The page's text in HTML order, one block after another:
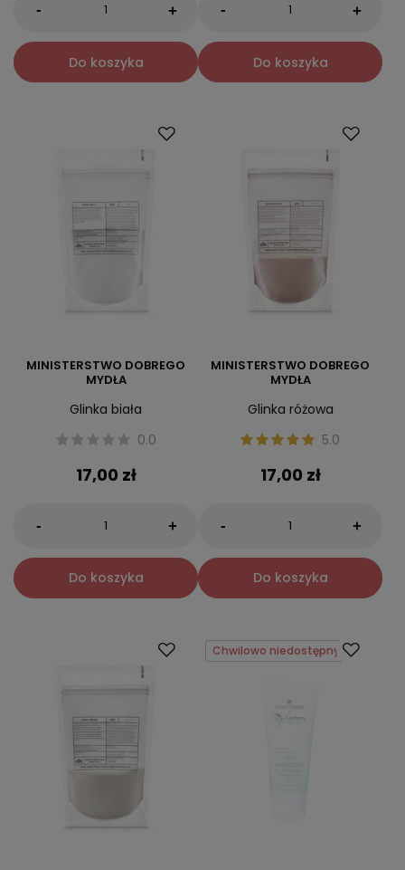
- +
Do koszyka
- +
Do koszyka
MINISTERSTWO DOBREGO
MYDŁA
Glinka biała
0.0
17,00 zł
- +
Do koszyka
MINISTERSTWO DOBREGO
MYDŁA
Glinka różowa
5.0
17,00 zł
- +
Do koszyka
Chwilowo niedostępny